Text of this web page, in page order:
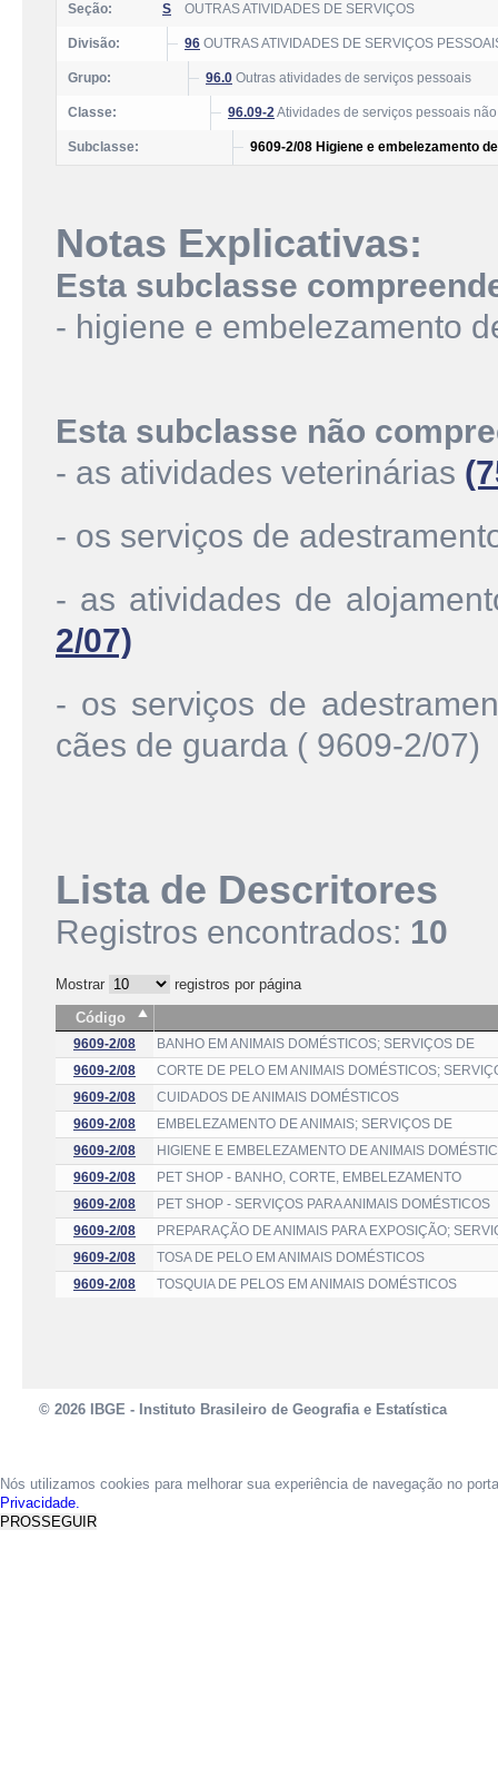
Seção: S OUTRAS ATIVIDADES DE SERVIÇOS
Divisão: 96 OUTRAS ATIVIDADES DE SERVIÇOS
Grupo: 96.0 Outras atividades de serviços pessoais
Classe: 96.09-2Atividades de serviços pessoais
Subclasse: 9609-2/08 Higiene e embelezamento
Notas Explicativas:
Esta subclasse
- higiene e embelezamento
Esta subclasse não
- as atividades veterinárias
- os serviços de
- as atividades de
2/07)
- os serviços de
cães de guarda ( 9609-2/07)
Lista de Descritores
Registros encontrados: 10
Mostrar
registros por página
Código
9609-2/08
BANHO EM ANIMAIS DOMÉSTICOS; SERVIÇOS DE
9609-2/08
CORTE DE PELO EM ANIMAIS DOMÉSTICOS;
9609-2/08
CUIDADOS DE ANIMAIS DOMÉSTICOS
9609-2/08
EMBELEZAMENTO DE ANIMAIS; SERVIÇOS DE
9609-2/08
HIGIENE E EMBELEZAMENTO DE ANIMAIS
9609-2/08
PET SHOP - BANHO, CORTE, EMBELEZAMENTO
9609-2/08
PET SHOP - SERVIÇOS PARA ANIMAIS DOMÉSTICOS
9609-2/08
PREPARAÇÃO DE ANIMAIS PARA EXPOSIÇÃO;
9609-2/08
TOSA DE PELO EM ANIMAIS DOMÉSTICOS
9609-2/08
TOSQUIA DE PELOS EM ANIMAIS DOMÉSTICOS
© 2026 IBGE - Instituto Brasileiro de Geografia e Estatística
Nós utilizamos cookies para melhorar sua experiência de navegação no
Privacidade.
PROSSEGUIR